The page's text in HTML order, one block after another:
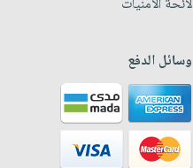
وسائل الدفع